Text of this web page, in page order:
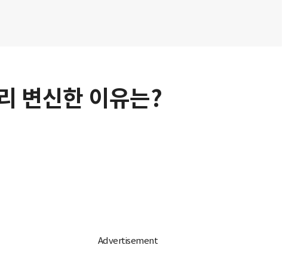
변신한 이유는?